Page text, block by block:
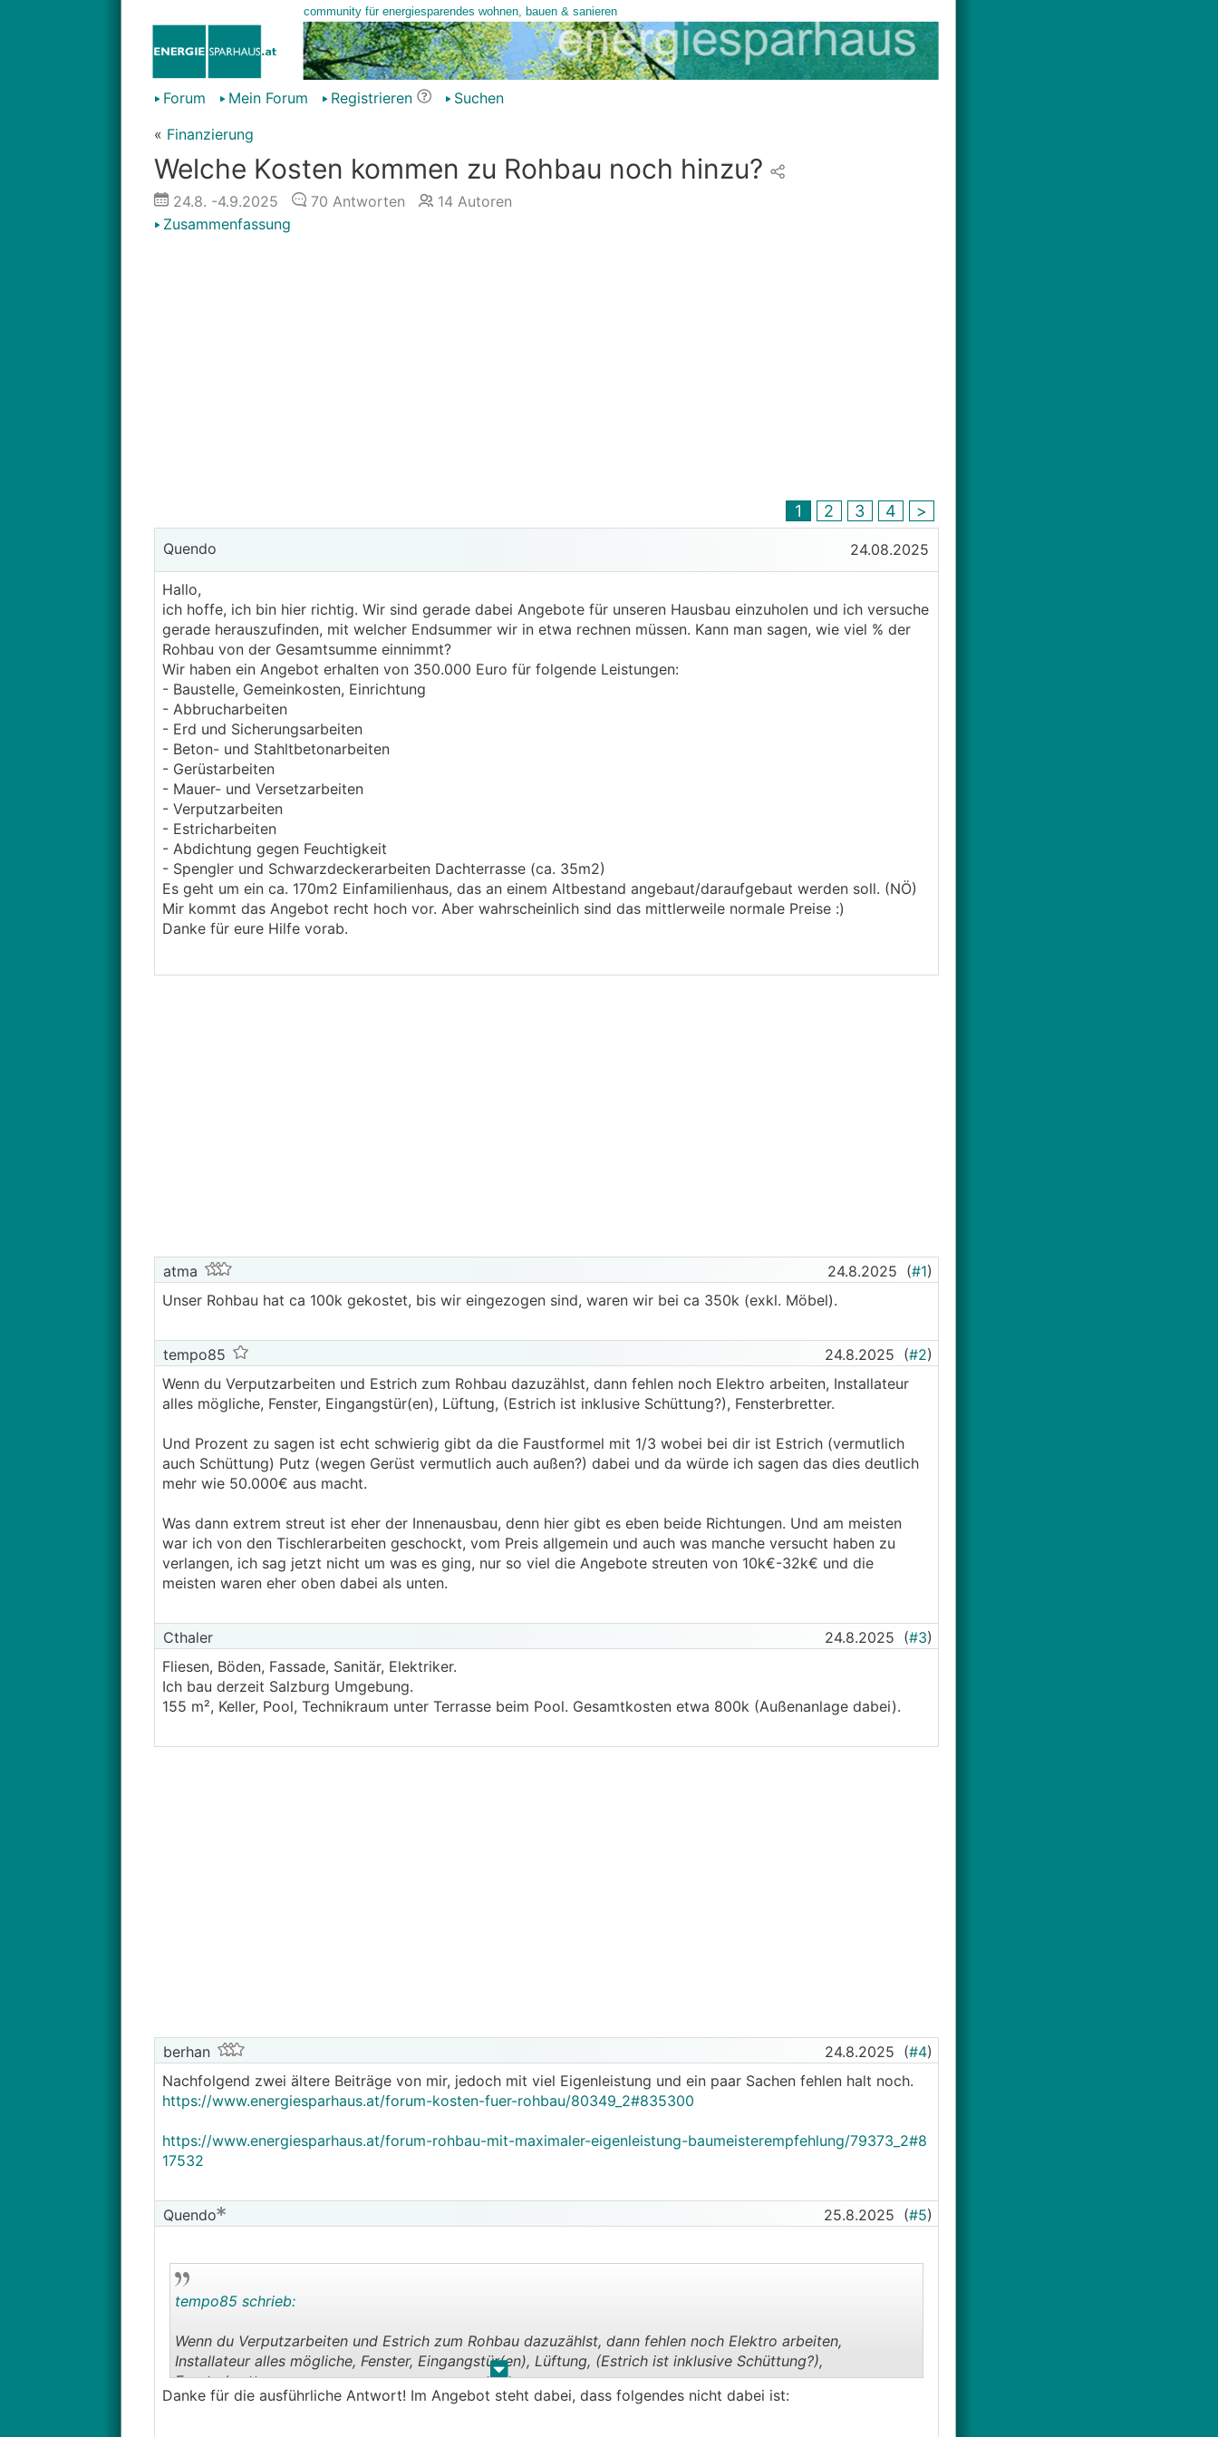
Forum Mein Forum Registrieren
Suchen
« Finanzierung
Welche Kosten kommen zu Rohbau noch hinzu?
24.8. -4.9.2025 70 Antworten 14Autoren
Zusammenfassung
1 2 3 4 >
Quendo 24.08.2025
Hallo,
ich hoffe, ich bin hier richtig. Wir sind gerade dabei Angebote für unseren Hausbau einzuholen und ich versuche
gerade herauszufinden, mit welcher Endsummer wir in etwa rechnen müssen. Kann man sagen, wie viel % der
Rohbau von der Gesamtsumme einnimmt?
Wir haben ein Angebot erhalten von 350.000 Euro für folgende Leistungen:
- Baustelle, Gemeinkosten, Einrichtung
- Abbrucharbeiten
- Erd und Sicherungsarbeiten
- Beton- und Stahltbetonarbeiten
- Gerüstarbeiten
- Mauer- und Versetzarbeiten
- Verputzarbeiten
- Estricharbeiten
- Abdichtung gegen Feuchtigkeit
- Spengler und Schwarzdeckerarbeiten Dachterrasse (ca. 35m2)
Es geht um ein ca. 170m2 Einfamilienhaus, das an einem Altbestand angebaut/daraufgebaut werden soll. (NÖ)
Mir kommt das Angebot recht hoch vor. Aber wahrscheinlich sind das mittlerweile normale Preise :)
Danke für eure Hilfe vorab.
atma 24.8.2025 (#1)
Unser Rohbau hat ca 100k gekostet, bis wir eingezogen sind, waren wir bei ca 350k (exkl. Möbel).
tempo85 24.8.2025 (#2)
Wenn du Verputzarbeiten und Estrich zum Rohbau dazuzählst, dann fehlen noch Elektro arbeiten, Installateur
alles mögliche, Fenster, Eingangstür(en), Lüftung, (Estrich ist inklusive Schüttung?), Fensterbretter.
Und Prozent zu sagen ist echt schwierig gibt da die Faustformel mit 1/3 wobei bei dir ist Estrich (vermutlich
auch Schüttung) Putz (wegen Gerüst vermutlich auch außen?) dabei und da würde ich sagen das dies deutlich
mehr wie 50.000€ aus macht.
Was dann extrem streut ist eher der Innenausbau, denn hier gibt es eben beide Richtungen. Und am meisten
war ich von den Tischlerarbeiten geschockt, vom Preis allgemein und auch was manche versucht haben zu
verlangen, ich sag jetzt nicht um was es ging, nur so viel die Angebote streuten von 10k€-32k€ und die
meisten waren eher oben dabei als unten.
Cthaler 24.8.2025 (#3)
Fliesen, Böden, Fassade, Sanitär, Elektriker.
Ich bau derzeit Salzburg Umgebung.
155 m², Keller, Pool, Technikraum unter Terrasse beim Pool. Gesamtkosten etwa 800k (Außenanlage dabei).
berhan 24.8.2025 (#4)
Nachfolgend zwei ältere Beiträge von mir, jedoch mit viel Eigenleistung und ein paar Sachen fehlen halt noch.
https://www.energiesparhaus.at/forum-kosten-fuer-rohbau/80349_2#835300
https://www.energiesparhaus.at/forum-rohbau-mit-maximaler-eigenleistung-baumeisterempfehlung/79373_2#8
17532
Quendo 25.8.2025 (#5)
. .
tempo85 schrieb:
Wenn du Verputzarbeiten und Estrich zum Rohbau dazuzählst, dann fehlen noch Elektro arbeiten,
Installateur alles mögliche, Fenster, Eingangstür(en), Lüftung, (Estrich ist inklusive Schüttung?),
Fensterbretter.
Danke für die ausführliche Antwort! Im Angebot steht dabei, dass folgendes nicht dabei ist: